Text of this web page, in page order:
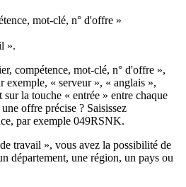
mot-clé, n° d'offre »
».
compétence, mot-clé, n° d'offre »,
exemple, « serveur », « anglais »,
sur la touche « entrée » entre chaque
offre précise ? Saisissez
par exemple 049RSNK.
travail », vous avez la possibilité de
département, une région, un pays ou